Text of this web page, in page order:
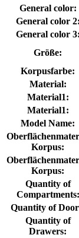
General color:
General color 2:
General color 3:
Größe:
Korpusfarbe:
Material:
Material1:
Material1:
Model Name:
Korpus:
Korpus:
Quantity of
Compartments:
Quantity of
Quantity of
Drawers: